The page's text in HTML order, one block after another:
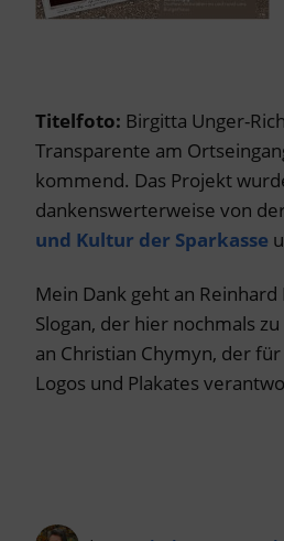
Titelfoto: Birgitta Unger-
Transparente am
kommend. Das Projekt
dankenswerterweise von
und Kultur der Sparkasse
Mein Dank geht an
Slogan, der hier nochmals
an Christian Chymyn, der
Logos und Plakates